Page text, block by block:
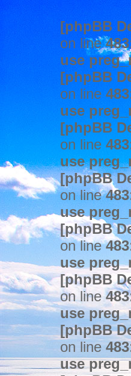
[phpBB
on line483
use
[phpBB
on line 483
use
[phpBB
on line 483
use
[phpBB
on line483
use
[phpBB
on line483
use
[phpBB
on line483
use
[phpBB
on line 483
use